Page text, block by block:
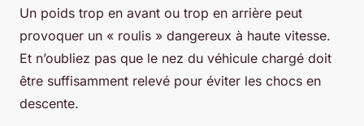
Un poids trop en avant ou trop en arrière peut
provoquer un « roulis » dangereux à haute vitesse.
Et n’oubliez pas que le nez du véhicule chargé doit
être suffisamment relevé pour éviter les chocs en
descente.